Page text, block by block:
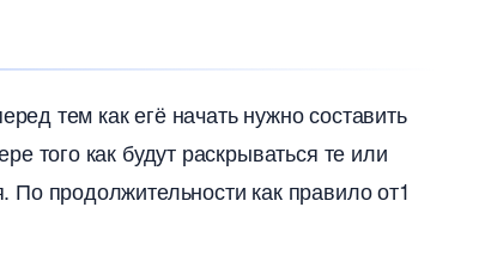
тем как егё начать нужно составить
того как будут раскрываться те или
продолжительности как правило от1